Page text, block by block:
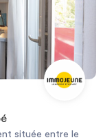
située entre le